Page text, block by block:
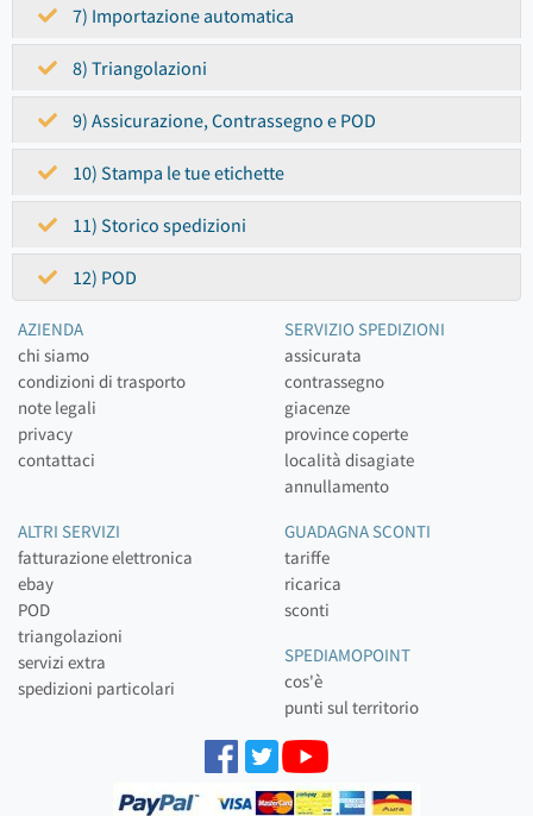
7) Importazione automatica
8) Triangolazioni
9) Assicurazione, Contrassegno e POD
10) Stampa le tue etichette
11) Storico spedizioni
12) POD
AZIENDA
chi siamo
condizioni di trasporto
note legali
privacy
contattaci
SERVIZIO SPEDIZIONI
assicurata
contrassegno
giacenze
province coperte
località disagiate
annullamento
ALTRI SERVIZI
fatturazione elettronica
ebay
POD
triangolazioni
servizi extra
spedizioni particolari
GUADAGNA SCONTI
tariffe
ricarica
sconti
SPEDIAMOPOINT
cos'è
punti sul territorio